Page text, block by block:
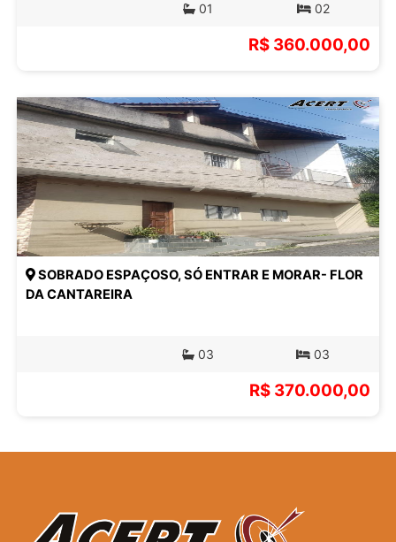
01 02
R$ 360.000,00
SOBRADO ESPAÇOSO, SÓ ENTRAR E MORAR- FLOR
DA CANTAREIRA
03 03
R$ 370.000,00